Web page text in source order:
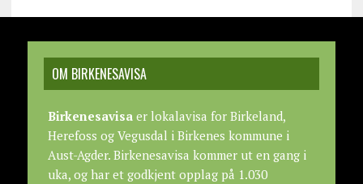
OM BIRKENESAVISA
Birkenesavisaer lokalavisa for Birkeland,
Herefoss og Vegusdal i Birkenes kommune i
Aust-Agder. Birkenesavisa kommer ut en gang i
uka, og har et godkjent opplag på 1.030